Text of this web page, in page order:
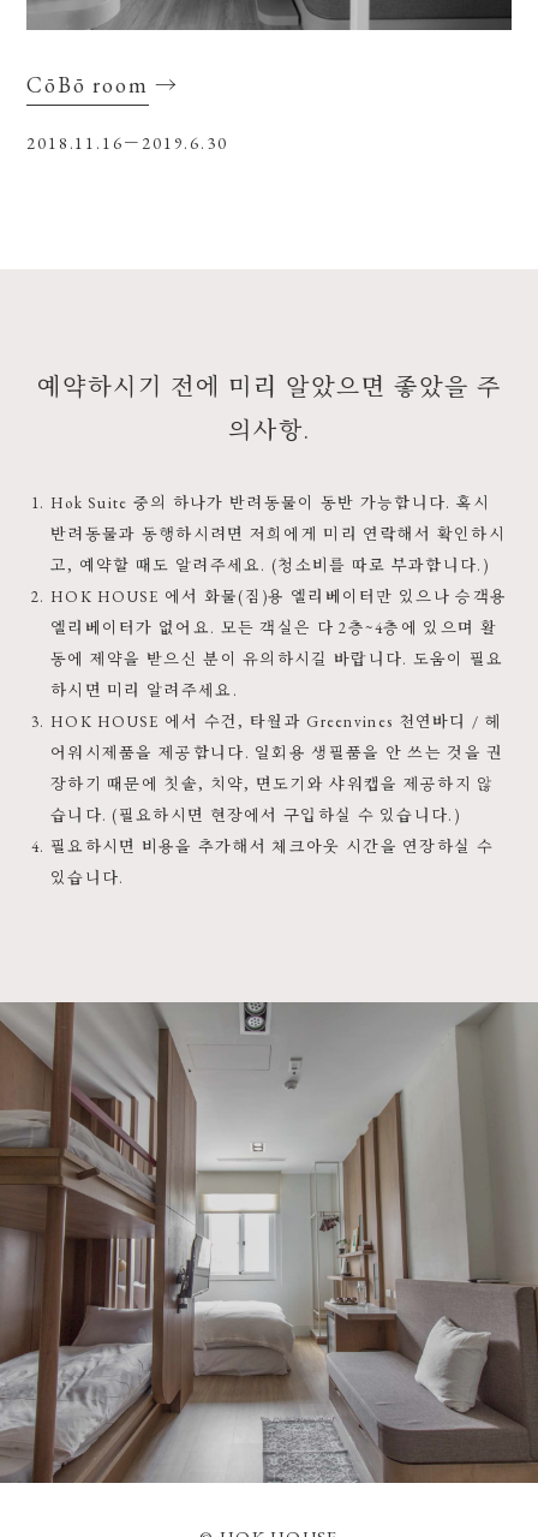
CōBō room →
2018.11.16－2019.6.30
예약하시기 전에 미리 알았으면 좋았을 주
의사항.
Hok Suite 중의 하나가 반려동물이 동반 가능합니다. 혹시
반려동물과 동행하시려면 저희에게 미리 연락해서 확인하시
고, 예약할 때도 알려주세요. (청소비를 따로 부과합니다.)
HOK HOUSE 에서 화물(짐)용 엘리베이터만 있으나 승객용
엘리베이터가 없어요. 모든 객실은 다 2층~4층에 있으며 활
동에 제약을 받으신 분이 유의하시길 바랍니다. 도움이 필요
하시면 미리 알려주세요.
HOK HOUSE 에서 수건, 타월과 Greenvines 천연바디 / 헤
어워시제품을 제공합니다. 일회용 생필품을 안 쓰는 것을 권
장하기 때문에 칫솔, 치약, 면도기와 샤워캡을 제공하지 않
습니다. (필요하시면 현장에서 구입하실 수 있습니다.)
필요하시면 비용을 추가해서 체크아웃 시간을 연장하실 수
있습니다.